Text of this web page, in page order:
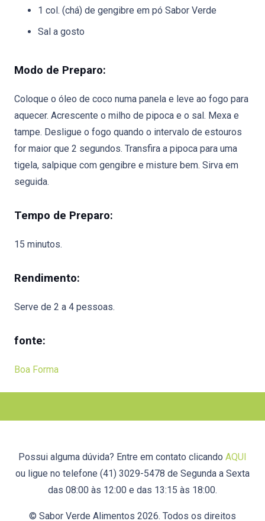
1 col. (chá) de gengibre em pó Sabor Verde
Sal a gosto
Modo de Preparo:
Coloque o óleo de coco numa panela e leve ao fogo para
aquecer. Acrescente o milho de pipoca e o sal. Mexa e
tampe. Desligue o fogo quando o intervalo de estouros
for maior que 2 segundos. Transfira a pipoca para uma
tigela, salpique com gengibre e misture bem. Sirva em
seguida.
Tempo de Preparo:
15 minutos.
Rendimento:
Serve de 2 a 4 pessoas.
fonte:
Boa Forma
Possui alguma dúvida? Entre em contato clicando AQUI
ou ligue no telefone (41) 3029-5478 de Segunda a Sexta
das 08:00 às 12:00 e das 13:15 às 18:00.
© Sabor Verde Alimentos 2026. Todos os direitos